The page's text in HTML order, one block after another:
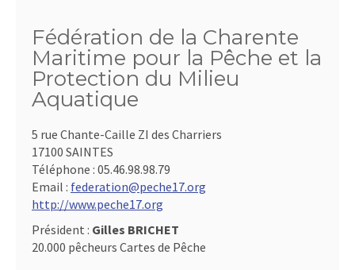
Fédération de la Charente
Maritime pour la Pêche et la
Protection du Milieu
Aquatique
5 rue Chante-Caille ZI des Charriers
17100 SAINTES
Téléphone : 05.46.98.98.79
Email : federation@peche17.org
http://www.peche17.org
Président : Gilles BRICHET
20.000 pêcheurs Cartes de Pêche